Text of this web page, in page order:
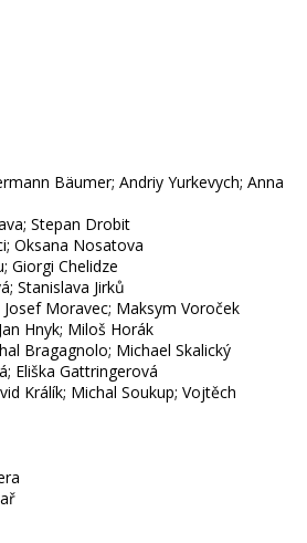
Bäumer; Andriy Yurkevych; Anna
Stepan Drobit
Oksana Nosatova
Giorgi Chelidze
Stanislava Jirků
Josef Moravec; Maksym Voroček
Hnyk; Miloš Horák
Bragagnolo; Michael Skalický
Eliška Gattringerová
Králík; Michal Soukup; Vojtěch